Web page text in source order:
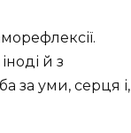
й з
за уми, серця і,